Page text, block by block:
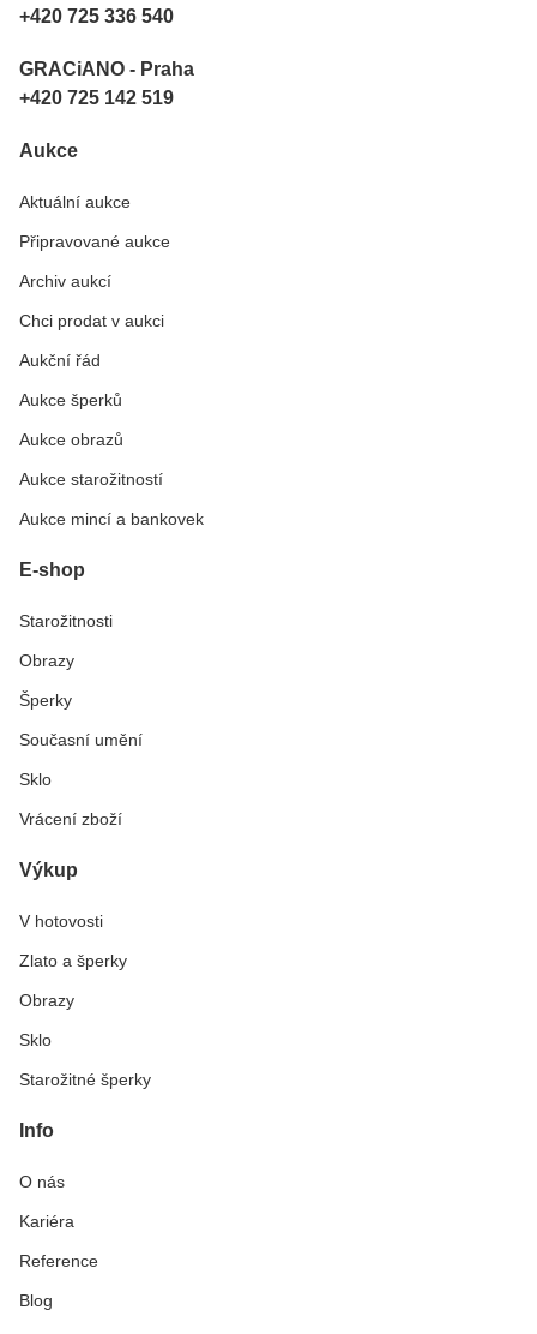
+420 725 336 540
GRACiANO - Praha
+420 725 142 519
Aukce
Aktuální aukce
Připravované aukce
Archiv aukcí
Chci prodat v aukci
Aukční řád
Aukce šperků
Aukce obrazů
Aukce starožitností
Aukce mincí a bankovek
E-shop
Starožitnosti
Obrazy
Šperky
Současní umění
Sklo
Vrácení zboží
Výkup
V hotovosti
Zlato a šperky
Obrazy
Sklo
Starožitné šperky
Info
O nás
Kariéra
Reference
Blog